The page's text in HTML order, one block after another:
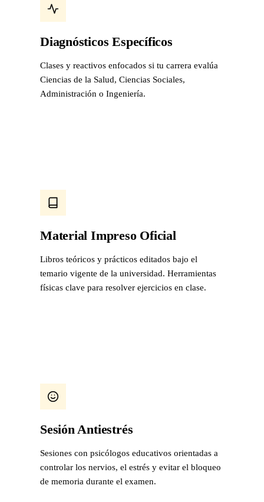
Diagnósticos Específicos
Clases y reactivos enfocados si tu carrera evalúa
Ciencias de la Salud, Ciencias Sociales,
Administración o Ingeniería.
Material Impreso Oficial
Libros teóricos y prácticos editados bajo el
temario vigente de la universidad. Herramientas
físicas clave para resolver ejercicios en clase.
Sesión Antiestrés
Sesiones con psicólogos educativos orientadas a
controlar los nervios, el estrés y evitar el bloqueo
de memoria durante el examen.